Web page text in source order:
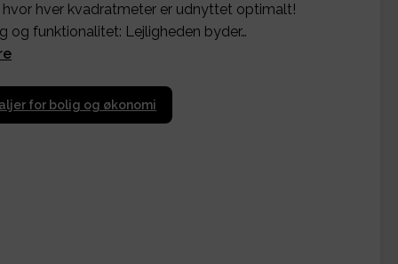
hvor hver kvadratmeter er udnyttet optimalt!
og funktionalitet: Lejligheden byder…
for bolig og økonomi